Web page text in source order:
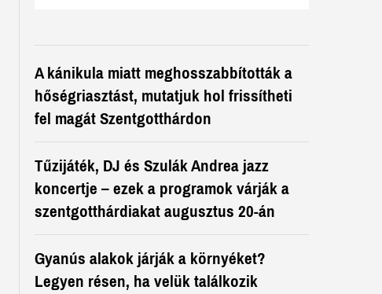
A kánikula miatt meghosszabbították a
hőségriasztást, mutatjuk hol frissítheti
fel magát Szentgotthárdon
Tűzijáték, DJ és Szulák Andrea jazz
koncertje – ezek a programok várják a
szentgotthárdiakat augusztus 20-án
Gyanús alakok járják a környéket?
Legyen résen, ha velük találkozik